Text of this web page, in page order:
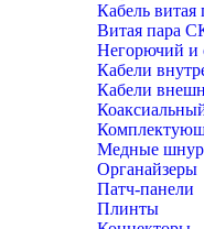
Кабель
Витая пара
Негорючий и
Кабели
Кабели
Медные
Органайзеры
Патч-панели
Плинты